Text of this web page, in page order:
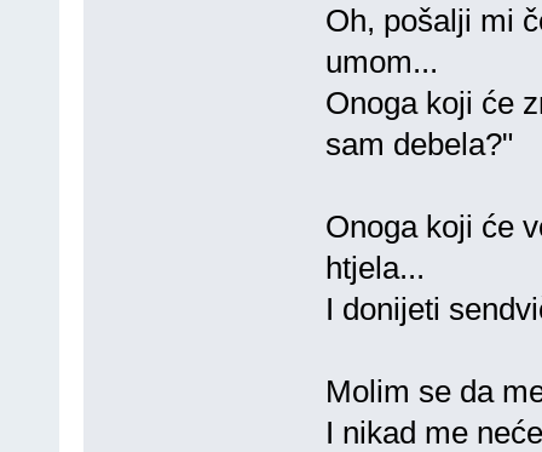
Oh, pošalji mi
umom...
Onoga koji će
sam debela?"
Onoga koji će
htjela...
I donijeti
Molim se da
I nikad me